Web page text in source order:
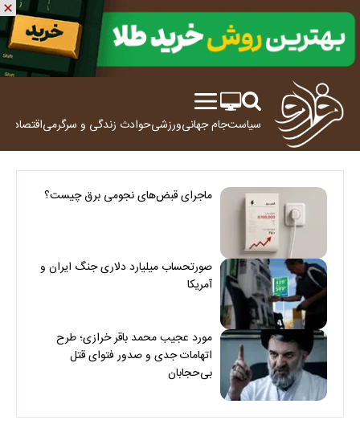
سیاستجام جهانیورزشیحوادث زندگی و سرگرمیاقتصاد
ماجرای قبض‌های نجومی برق چیست؟
صورتحساب میلیارد دلاری جنگ ایران و
آمریکا
مورد عجیب محمد باقر خرازی؛ طرح
اتهامات جدی و صدور فتوای قتل
بی‌حجابان